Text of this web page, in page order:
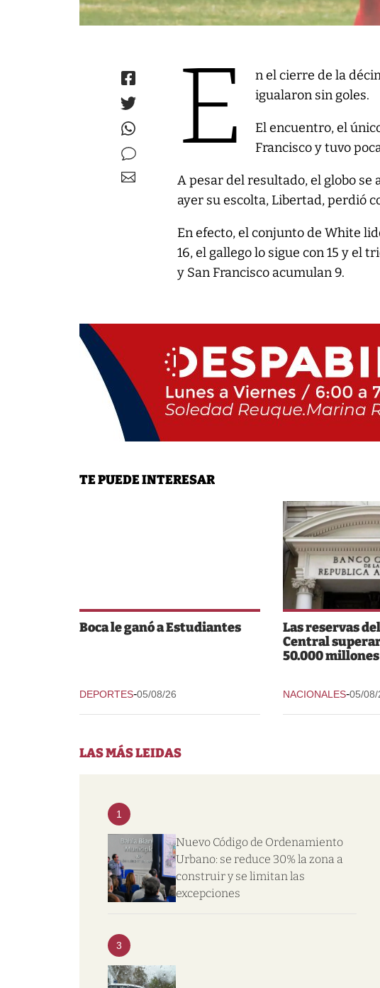
E
n el cierre de la
igualaron sin goles.
El encuentro, el
Francisco y tuvo
A pesar del resultado, el globo se
ayer su escolta, Libertad, perdió
En efecto, el conjunto de White
16, el gallego lo sigue con 15 y el
y San Francisco acumulan 9.
TE PUEDE INTERESAR
Boca le ganó a Estudiantes
DEPORTES-05/08/26
Las reservas
Central
50.000 millones
NACIONALES-05/08/
LAS MÁS LEIDAS
1
Nuevo Código de Ordenamiento
Urbano: se reduce 30% la zona a
construir y se limitan las
excepciones
3